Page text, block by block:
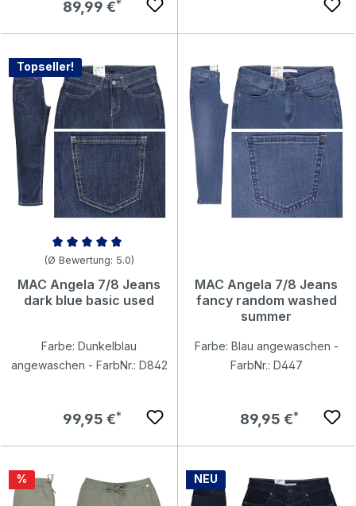
Regulärer Preis:
89,99 €
Topseller!
Durchschnittliche Bewertung von 5 von 5 Sternen
(Ø Bewertung: 5.0)
MAC Angela 7/8 Jeans
dark blue basic used
Farbe: Dunkelblau
angewaschen - FarbNr.: D842
Regulärer Preis:
99,95 €
MAC Angela 7/8 Jeans
fancy random washed
summer
Farbe: Blau angewaschen -
FarbNr.: D447
Regulärer Preis:
89,95 €
Rabatt
% NEU